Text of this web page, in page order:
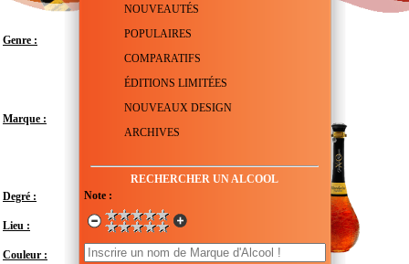
NOUVEAUTÉS
POPULAIRES
COMPARATIFS
ÉDITIONS LIMITÉES
NOUVEAUX DESIGN
ARCHIVES
RECHERCHER UN ALCOOL
Note :
Genre : Liqueur de Mandarine
Marque :
Degré :
Lieu : Belgique - Brabant - Braine-l'Alleud
Couleur :